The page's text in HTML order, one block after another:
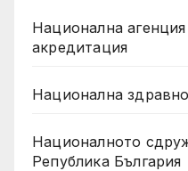
Национална
акредитация
Национална
Националното
Република България